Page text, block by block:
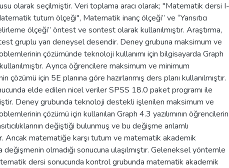
olarak seçilmiştir. Veri toplama aracı olarak; "Matematik dersi I-
tutum ölçeği", Matematik inanç ölçeği” ve “Yansıtıcı
ölçeği” öntest ve sontest olarak kullanılmıştır. Araştırma,
gruplu yarı deneysel desendir. Deney grubuna maksimum ve
çözümünde teknoloji kullanımı için bilgisayarda Graph
kullanılmıştır. Ayrıca öğrencilere maksimum ve minimum
çözümü için 5E planına göre hazırlanmış ders planı kullanılmıştır.
elde edilen nicel veriler SPSS 18.0 paket programı ile
Deney grubunda teknoloji destekli işlenilen maksimum ve
çözümü için kullanılan Graph 4.3 yazılımının öğrencilerin
değiştiği bulunmuş ve bu değişme anlamlı
Ancak matematiğe karşı tutum ve matematik akademik
değişmenin olmadığı sonucuna ulaşılmıştır. Geleneksel yöntemle
dersi sonucunda kontrol grubunda matematik akademik